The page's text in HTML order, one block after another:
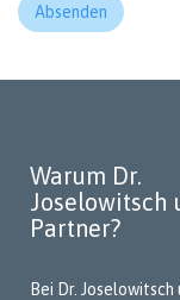
Absenden
Warum Dr.
Joselowitsch
Partner?
Bei Dr. Joselowitsch